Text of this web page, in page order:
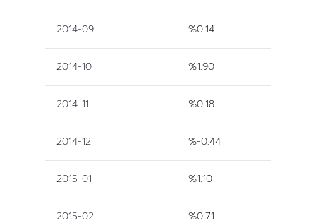
2014-09 %0.14
2014-10 %1.90
2014-11 %0.18
2014-12 %-0.44
2015-01 %1.10
2015-02 %0.71